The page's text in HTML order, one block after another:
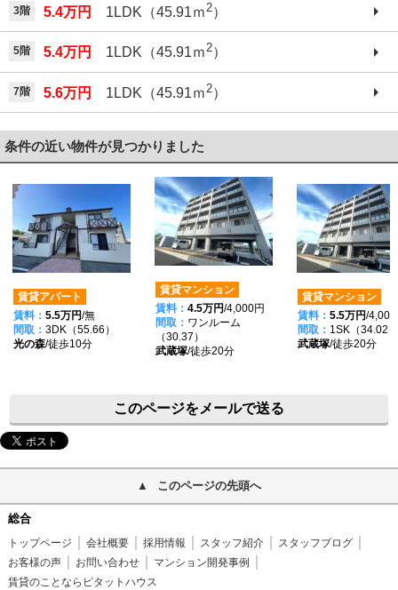
3階 5.4万円 1LDK（45.91ｍ2）
5階 5.4万円 1LDK（45.91ｍ2）
7階 5.6万円 1LDK（45.91ｍ 2）
条件の近い物件が見つかりました
賃貸アパート
賃料： 5.5万円/無
間取： 3DK（55.66）
光の森/徒歩10分
賃貸マンション
賃料： 4.5万円/4,000円
間取： ワンルーム
（30.37）
武蔵塚/徒歩20分
賃貸マンション
賃料： 5.5万円/4,000
間取： 1SK（34.02）
武蔵塚/徒歩20分
このページをメールで送る
このページの先頭へ
総合
トップページ 会社概要 採用情報 スタッフ紹介
スタッフブログ
お客様の声
お問い合わせ
マンション開発事例
賃貸のことならピタットハウス